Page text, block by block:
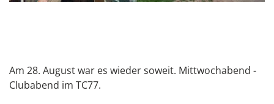
Am 28. August war es wieder soweit. Mittwochabend -
Clubabend im TC77.